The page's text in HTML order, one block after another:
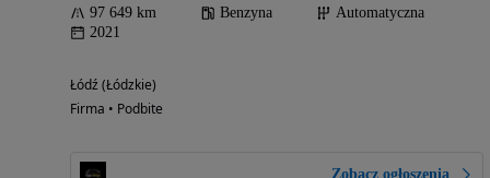
97 649 km Benzyna
Automatyczna
2021
Łódź (Łódzkie)
Firma • Podbite
Zobacz ogłoszenia